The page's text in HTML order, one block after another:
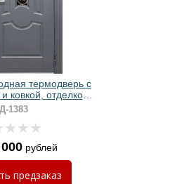
термодверь с
ковкой, отделкой
графит
1383
рублей
предзаказ